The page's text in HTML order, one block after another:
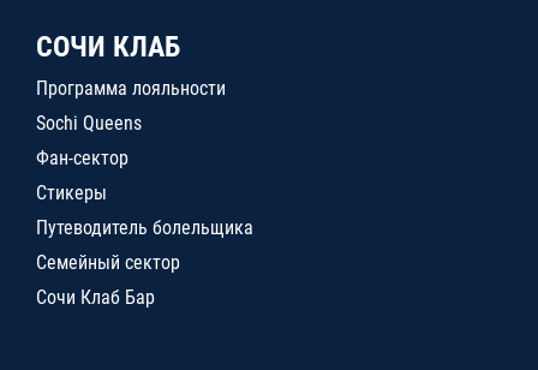
СОЧИ КЛАБ
Программа лояльности
Sochi Queens
Фан-сектор
Стикеры
Путеводитель болельщика
Семейный сектор
Сочи Клаб Бар